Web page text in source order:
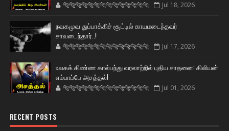
🐅🐅🐅🐅🐅🐅🐆🐆🐆🐆🐆🐆🐆🐆 Jul 18, 2026
நவகமுவ துப்பாக்கிச் சூட்டில் காயமடைந்தவர்
சாவடைந்தார்..!
🐅🐅🐅🐅🐅🐅🐆🐆🐆🐆🐆🐆🐆🐆 Jul 17, 2026
உலகக் கிண்ண கால்பந்து வரலாற்றில் புதிய சாதனை: கிலியன்
எம்பாப்பே அசத்தல்!
🐅🐅🐅🐅🐅🐅🐆🐆🐆🐆🐆🐆🐆🐆 Jul 01, 2026
RECENT POSTS